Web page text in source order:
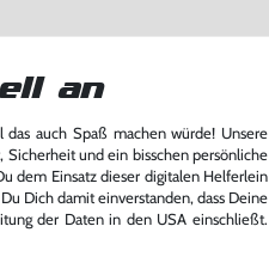
an
auch Spaß machen würde! Unsere
Sicherheit und ein bisschen persönliche
dem Einsatz dieser digitalen Helferlein
Dich damit einverstanden, dass Deine
der Daten in den USA einschließt.